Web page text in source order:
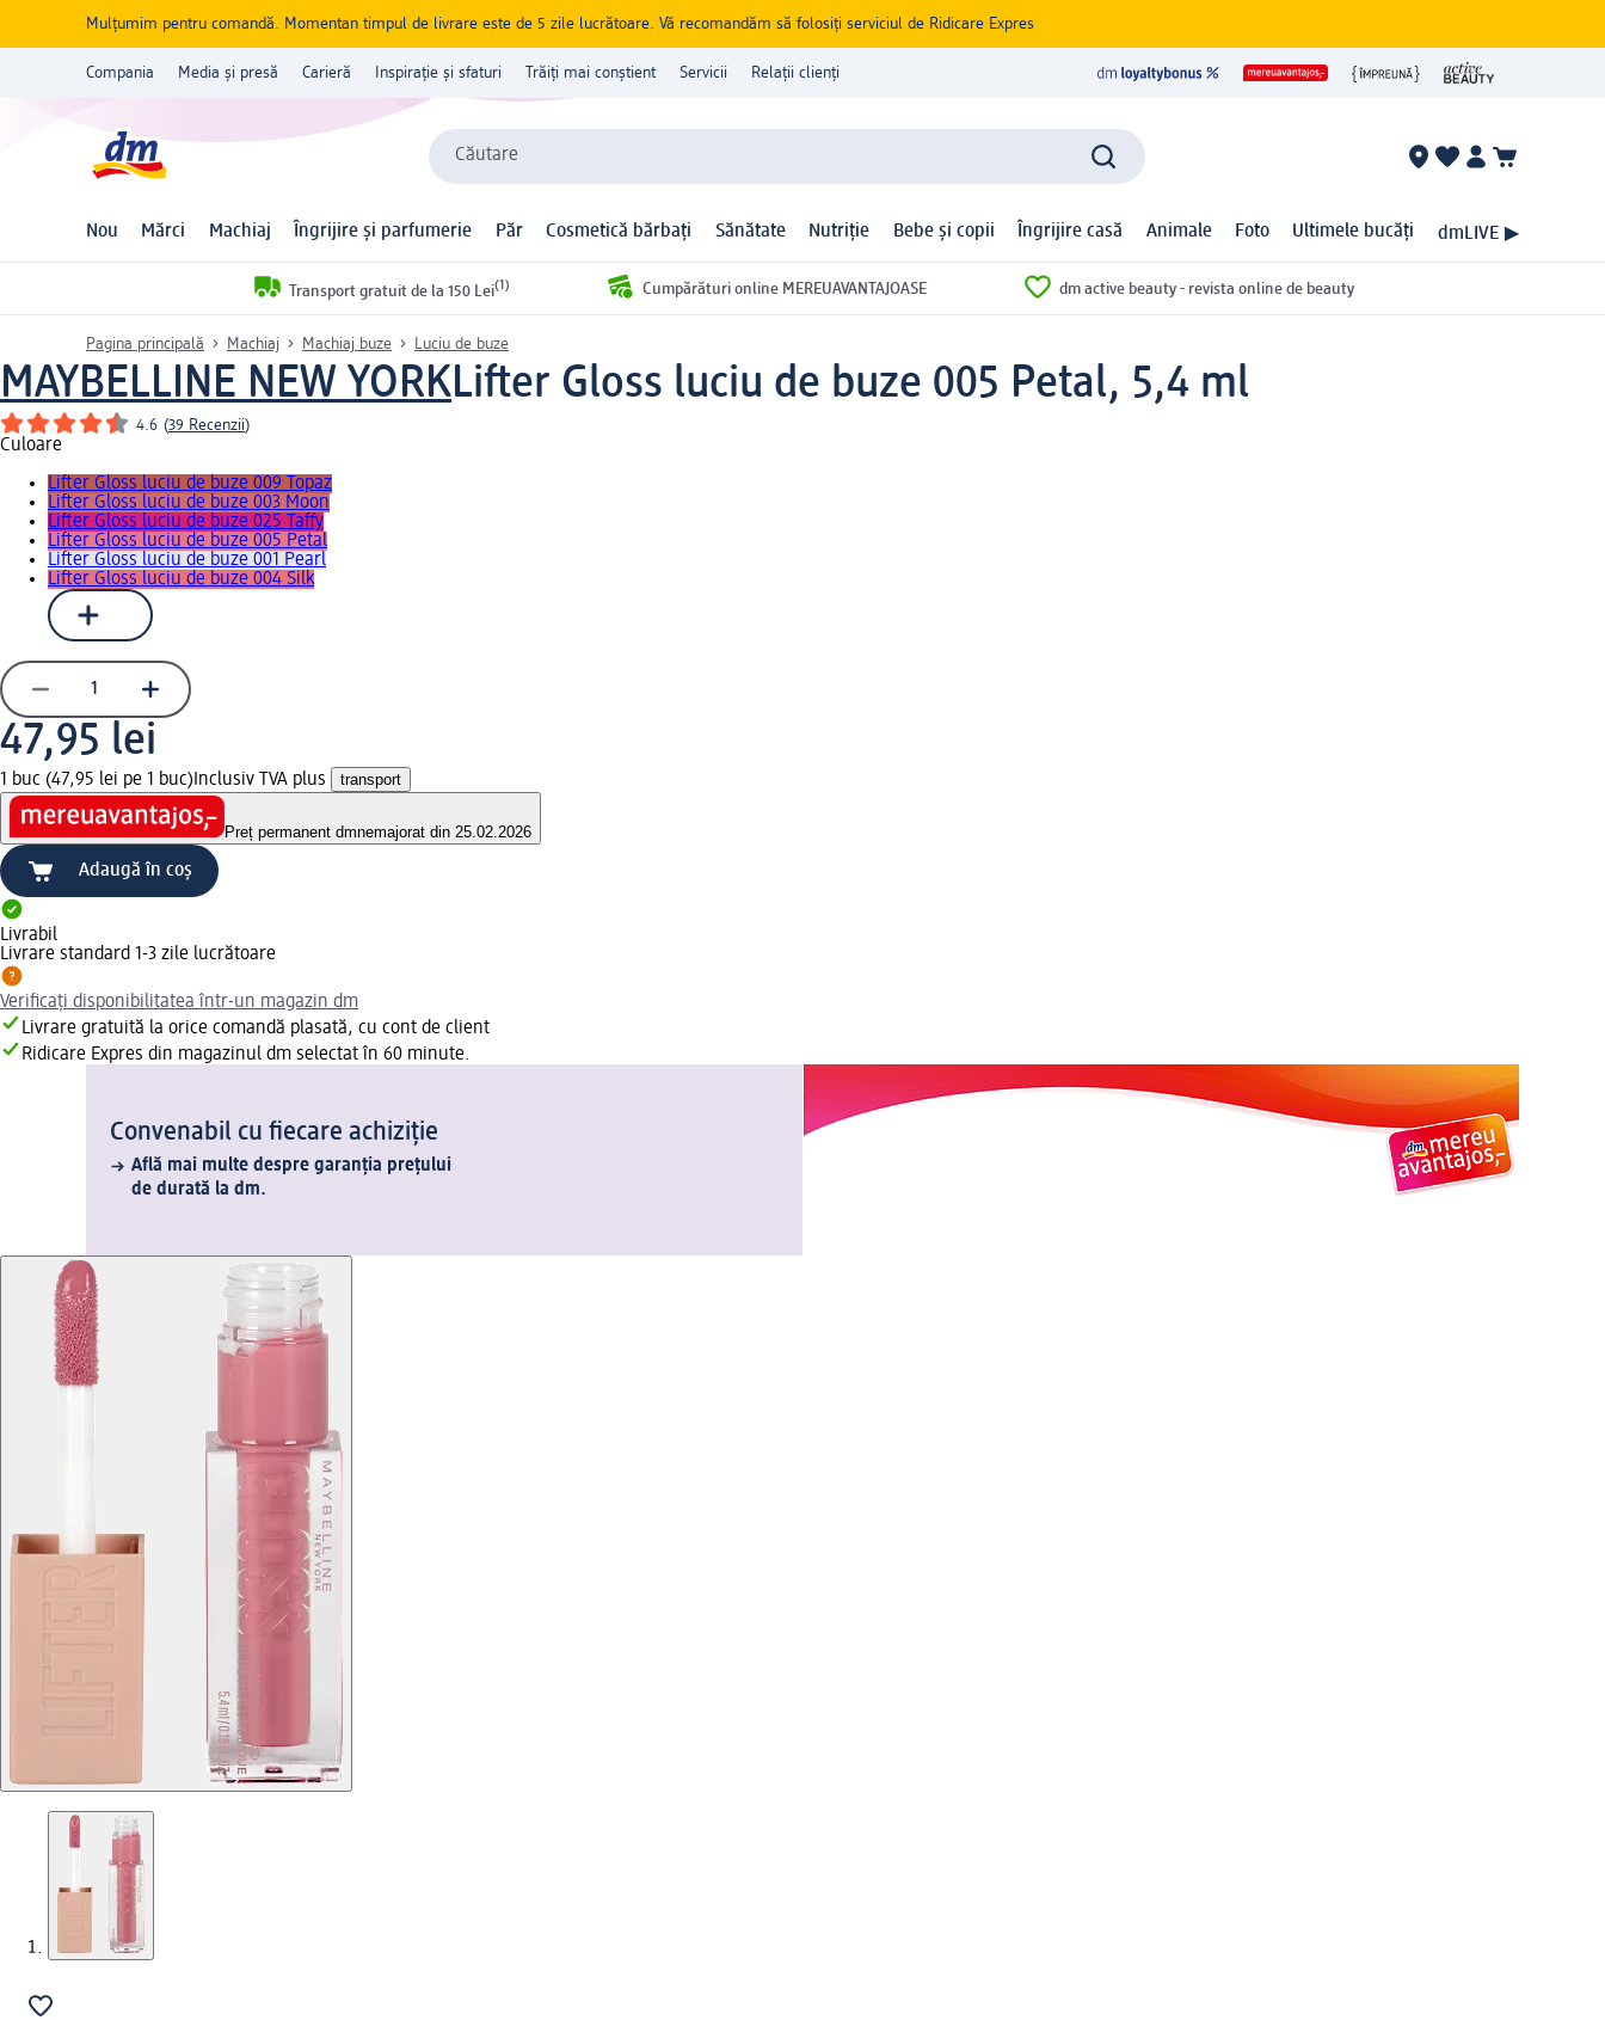
Mulțumim pentru comandă. Momentan timpul de livrare este de 5 zile lucrătoare. Vă recomandăm să folosiți serviciul de Ridicare Expres
Compania Media și presă Carieră Inspirație și sfaturi Trăiți mai conștient Servicii Relații clienți
Căutare
Nou Mărci Machiaj Îngrijire și parfumerie Păr Cosmetică bărbați Sănătate Nutriție Bebe și copii Îngrijire casă Animale Foto Ultimele bucăți dmLIVE ▶
Transport gratuit de la 150 Lei(1) Cumpărături online MEREUAVANTAJOASE dm active beauty - revista online de beauty
Pagina principală Machiaj Machiaj buze Luciu de buze
MAYBELLINE NEW YORKLifter Gloss luciu de buze 005 Petal, 5,4 ml
4.6 (39 Recenzii)
Culoare
Lifter Gloss luciu de buze 009 Topaz
Lifter Gloss luciu de buze 003 Moon
Lifter Gloss luciu de buze 025 Taffy
Lifter Gloss luciu de buze 005 Petal
Lifter Gloss luciu de buze 001 Pearl
Lifter Gloss luciu de buze 004 Silk
47,95 lei
1 buc (47,95 lei pe 1 buc) Inclusiv TVA plus transport
Preț permanent dmnemajorat din 25.02.2026
Adaugă în coș
Livrabil
Livrare standard 1-3 zile lucrătoare
Verificați disponibilitatea într-un magazin dm
Livrare gratuită la orice comandă plasată, cu cont de client
Ridicare Expres din magazinul dm selectat în 60 minute.
Convenabil cu fiecare achiziție
Află mai multe despre garanția prețului
de durată la dm.